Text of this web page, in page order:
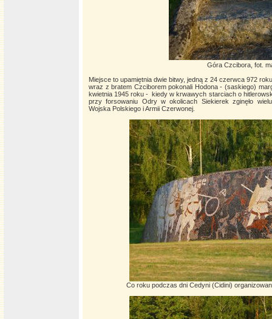
Góra Czcibora, fot.
Miejsce to upamiętnia dwie bitwy, jedną z 24 czerwca 972
wraz z bratem Czciborem pokonali Hodona - (saskiego)
kwietnia 1945 roku - kiedy w krwawych starciach o
przy forsowaniu Odry w okolicach Siekierek zginęło
Wojska Polskiego i Armii Czerwonej.
Co roku podczas dni Cedyni (Cidini)